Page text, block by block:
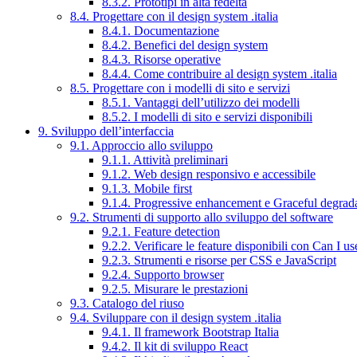
8.4. Progettare con il design system .italia
8.4.1. Documentazione
8.4.2. Benefici del design system
8.4.3. Risorse operative
8.4.4. Come contribuire al design system .italia
8.5. Progettare con i modelli di sito e servizi
8.5.1. Vantaggi dell’utilizzo dei modelli
8.5.2. I modelli di sito e servizi disponibili
9. Sviluppo dell’interfaccia
9.1. Approccio allo sviluppo
9.1.1. Attività preliminari
9.1.2. Web design responsivo e accessibile
9.1.3. Mobile first
9.1.4. Progressive enhancement e Graceful
9.2. Strumenti di supporto allo sviluppo del software
9.2.1. Feature detection
9.2.2. Verificare le feature disponibili con Can I
9.2.3. Strumenti e risorse per CSS e JavaScript
9.2.4. Supporto browser
9.2.5. Misurare le prestazioni
9.3. Catalogo del riuso
9.4. Sviluppare con il design system .italia
9.4.1. Il framework Bootstrap Italia
9.4.2. Il kit di sviluppo React